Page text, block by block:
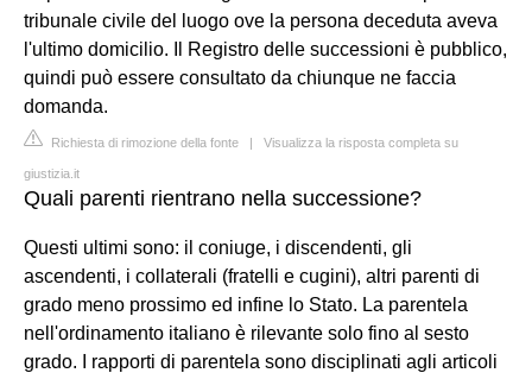
tribunale civile del luogo ove la persona deceduta aveva
l'ultimo domicilio. Il Registro delle successioni è pubblico,
quindi può essere consultato da chiunque ne faccia
domanda.
Richiesta di rimozione della fonte | Visualizza la risposta completa su
giustizia.it
Quali parenti rientrano nella successione?
Questi ultimi sono: il coniuge, i discendenti, gli
ascendenti, i collaterali (fratelli e cugini), altri parenti di
grado meno prossimo ed infine lo Stato. La parentela
nell'ordinamento italiano è rilevante solo fino al sesto
grado. I rapporti di parentela sono disciplinati agli articoli